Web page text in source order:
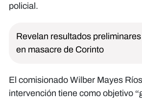
policial.
Revelan resultados
en masacre de Corinto
El comisionado Wilber Mayes
intervención tiene como objetivo